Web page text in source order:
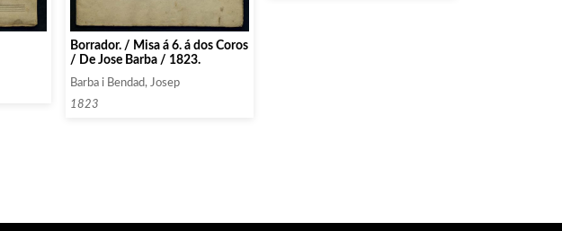
Borrador. / Misa á 6. á dos Coros
/ De Jose Barba / 1823.
Barba i Bendad, Josep
1823